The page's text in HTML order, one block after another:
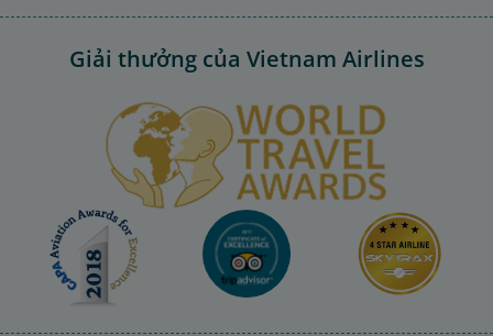
Giải thưởng của Vietnam Airlines